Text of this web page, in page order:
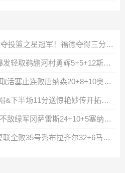
全明星：华盛顿神秘人夺投篮之星冠军！福德夺得三分大赛冠军！
🏀夏联-步行者第三节爆发轻取鹈鹕河村勇辉5+5+12斯劳森22分
🏀夏联-热火5人上双轻取活塞止连败唐纳森20+8+10奥科里27分
🏀夏联-杨瀚森13+5+4帽&下半场11分送惊艳妙传开拓者力克掘金
🏀夏联-国王首节仅4分不敌绿军冈萨雷斯24+10+5塞纳克10+12
🏀夏联-雷霆不敌掘金夏联全败35号秀布拉齐尔32+6马拉14+7+6